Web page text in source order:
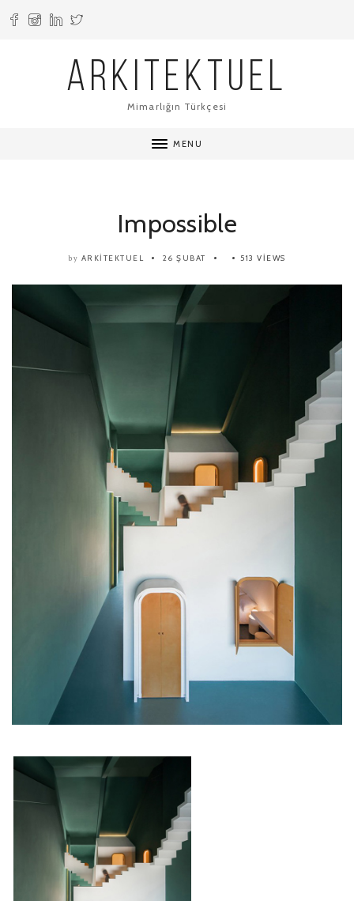
ARKITEKTUEL
Mimarlığın Türkçesi
MENU
Impossible
by ARKITEKTUEL 26 ŞUBAT 513 VIEWS